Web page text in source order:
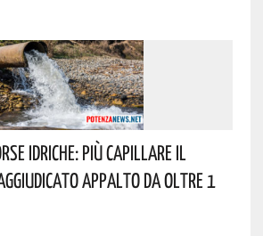
Idriche: Più Capillare Il
Appalto Da Oltre 1